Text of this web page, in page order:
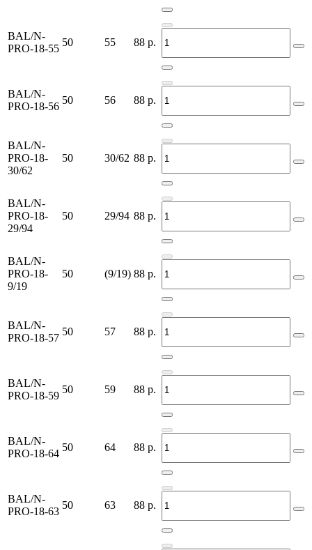
BAL/N-
PRO-18-55
50 55 88 р.
BAL/N-
PRO-18-56
50 56 88 р.
BAL/N-
PRO-18-
30/62
50 30/62 88 р.
BAL/N-
PRO-18-
29/94
50 29/94 88 р.
BAL/N-
PRO-18-
9/19
50 (9/19) 88 р.
BAL/N-
PRO-18-57
50 57 88 р.
BAL/N-
PRO-18-59
50 59 88 р.
BAL/N-
PRO-18-64
50 64 88 р.
BAL/N-
PRO-18-63
50 63 88 р.